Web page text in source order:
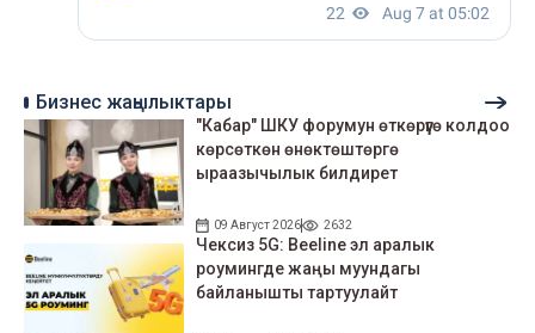
Бизнес жаңылыктары
"Кабар" ШКУ форумун өткөрүүгө колдоо
көрсөткөн өнөктөштөргө
ыраазычылык билдирет
09 Август 2026 2632
Чексиз 5G: Beeline эл аралык
роумингде жаңы муундагы
байланышты тартуулайт